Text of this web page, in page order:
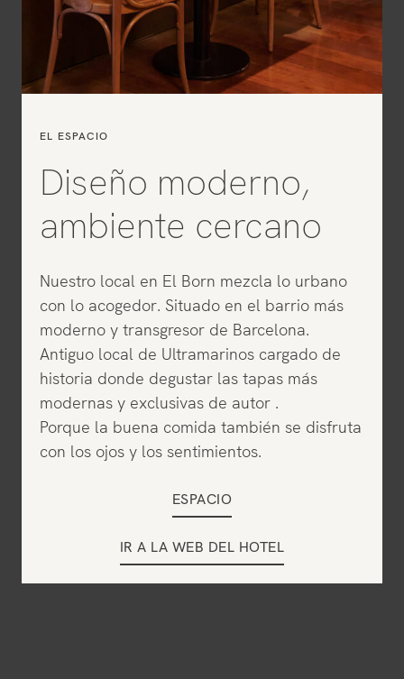
EL ESPACIO
Diseño moderno,
ambiente cercano
Nuestro local en El Born mezcla lo urbano
con lo acogedor. Situado en el barrio más
moderno y transgresor de Barcelona.
Antiguo local de Ultramarinos cargado de
historia donde degustar las tapas más
modernas y exclusivas de autor .
Porque la buena comida también se disfruta
con los ojos y los sentimientos.
ESPACIO
IR A LA WEB DEL HOTEL